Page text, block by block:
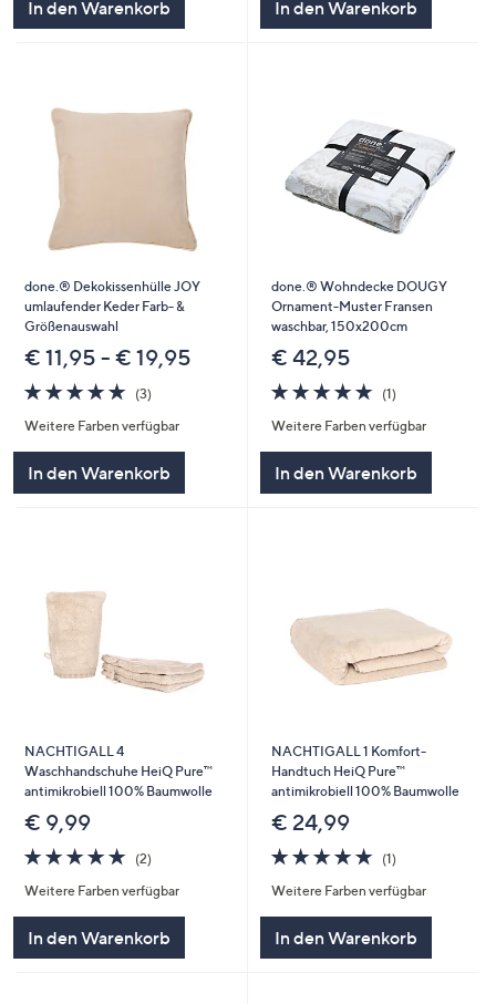
In den Warenkorb In den Warenkorb
done.® Dekokissenhülle JOY
umlaufender Keder Farb- &
Größenauswahl
€ 11,95 - € 19,95
5.0
von
5
(3)
Weitere Farben verfügbar
In den Warenkorb
done.® Wohndecke DOUGY
Ornament-Muster Fransen
waschbar, 150x200cm
€ 42,95
5.0
von
5
(1)1
Weitere Farben verfügbar
In den Warenkorb
NACHTIGALL 4
Waschhandschuhe HeiQ Pure™
antimikrobiell 100% Baumwolle
€ 9,99
5.0
von
5
(2)
Weitere Farben verfügbar
In den Warenkorb
NACHTIGALL 1 Komfort-
Handtuch HeiQ Pure™
antimikrobiell 100% Baumwolle
€ 24,99
5.0
von
5
(1)1
Weitere Farben verfügbar
In den Warenkorb